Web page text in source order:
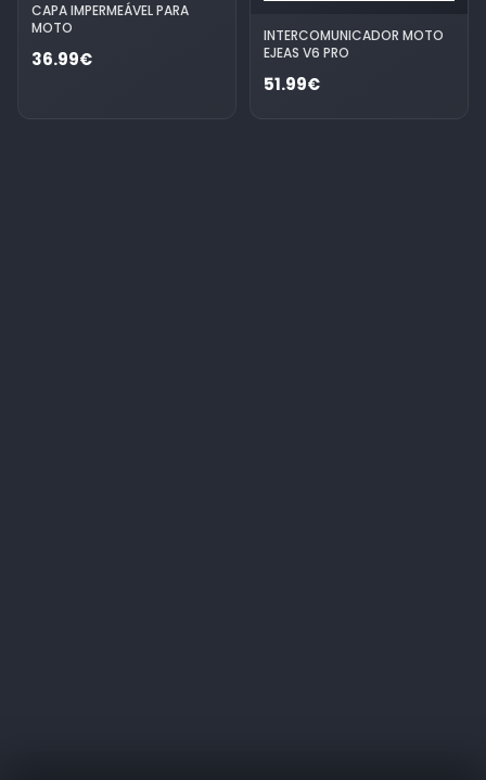
CAPA IMPERMEÁVEL PARA
MOTO
36.99€
INTERCOMUNICADOR MOTO
EJEAS V6 PRO
51.99€